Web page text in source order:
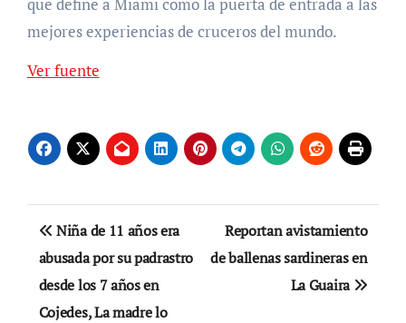
mejores experiencias de cruceros del mundo.
Ver fuente
Navegación
de
entradas
Niña de 11 años era
abusada por su padrastro
desde los 7 años en
Cojedes, La madre lo
Reportan avistamiento
de ballenas sardineras en
La Guaira